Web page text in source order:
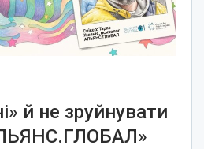
й не зруйнувати